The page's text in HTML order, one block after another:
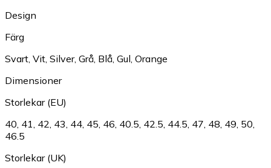
Design
Färg
Svart Vit Silver, Grå Blå Gul Orange
Dimensioner
Storlekar (EU)
40 41 42 43 44 45 46 40.5 42.5 44.5 47 48 49 50
46.5
Storlekar (UK)